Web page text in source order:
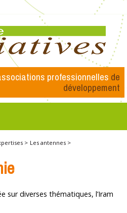
professionnelles de
développement
> Les antennes >
sur diverses thématiques, l’Iram